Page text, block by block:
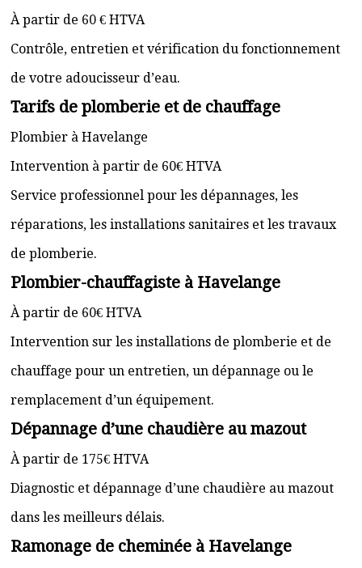
À partir de 60 € HTVA
Contrôle, entretien et vérification du fonctionnement
de votre adoucisseur d’eau.
Tarifs de plomberie et de chauffage
Plombier à Havelange
Intervention à partir de 60€ HTVA
Service professionnel pour les dépannages, les
réparations, les installations sanitaires et les travaux
de plomberie.
Plombier-chauffagiste à Havelange
À partir de 60€ HTVA
Intervention sur les installations de plomberie et de
chauffage pour un entretien, un dépannage ou le
remplacement d’un équipement.
Dépannage d’une chaudière au mazout
À partir de 175€ HTVA
Diagnostic et dépannage d’une chaudière au mazout
dans les meilleurs délais.
Ramonage de cheminée à Havelange